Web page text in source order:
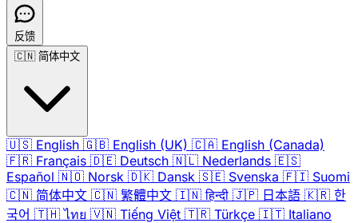
反馈
🇨🇳 简体中文
🇺🇸 English 🇬🇧 English (UK) 🇨🇦 English (Canada)
🇫🇷 Français 🇩🇪 Deutsch 🇳🇱 Nederlands 🇪🇸
Español 🇳🇴 Norsk 🇩🇰 Dansk 🇸🇪 Svenska 🇫🇮 Suomi
🇨🇳 简体中文 🇨🇳 繁體中文 🇮🇳 हिन्दी 🇯🇵 日本語 🇰🇷 한
국어 🇹🇭 ไทย 🇻🇳 Tiếng Việt 🇹🇷 Türkçe 🇮🇹 Italiano